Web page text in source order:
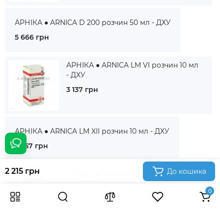
0
АРНІКА ● ARNICA D 200 розчин 50 мл - ДХУ
5 666 грн
АРНІКА ● ARNICA LM VI розчин 10 мл
- ДХУ
3 137 грн
АРНІКА ● ARNICA LM XII розчин 10 мл - ДХУ
3 357 грн
АРНІКА ● ARNICA LM XVIII розчин 10
3 340 грн
2 215 грн До кошика